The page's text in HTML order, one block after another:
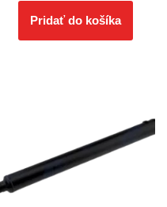
Pridať do košíka